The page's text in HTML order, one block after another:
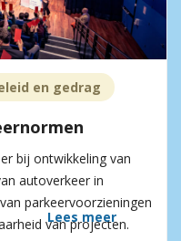
en gedrag
bij ontwikkeling van
autoverkeer in
parkeer­voorzieningen
van projecten.
Lees meer